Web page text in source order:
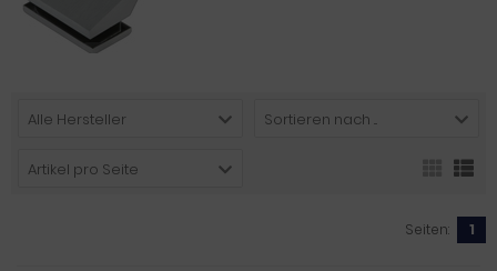
Alle Hersteller Sortieren nach ...
Artikel pro Seite
Seiten: 1